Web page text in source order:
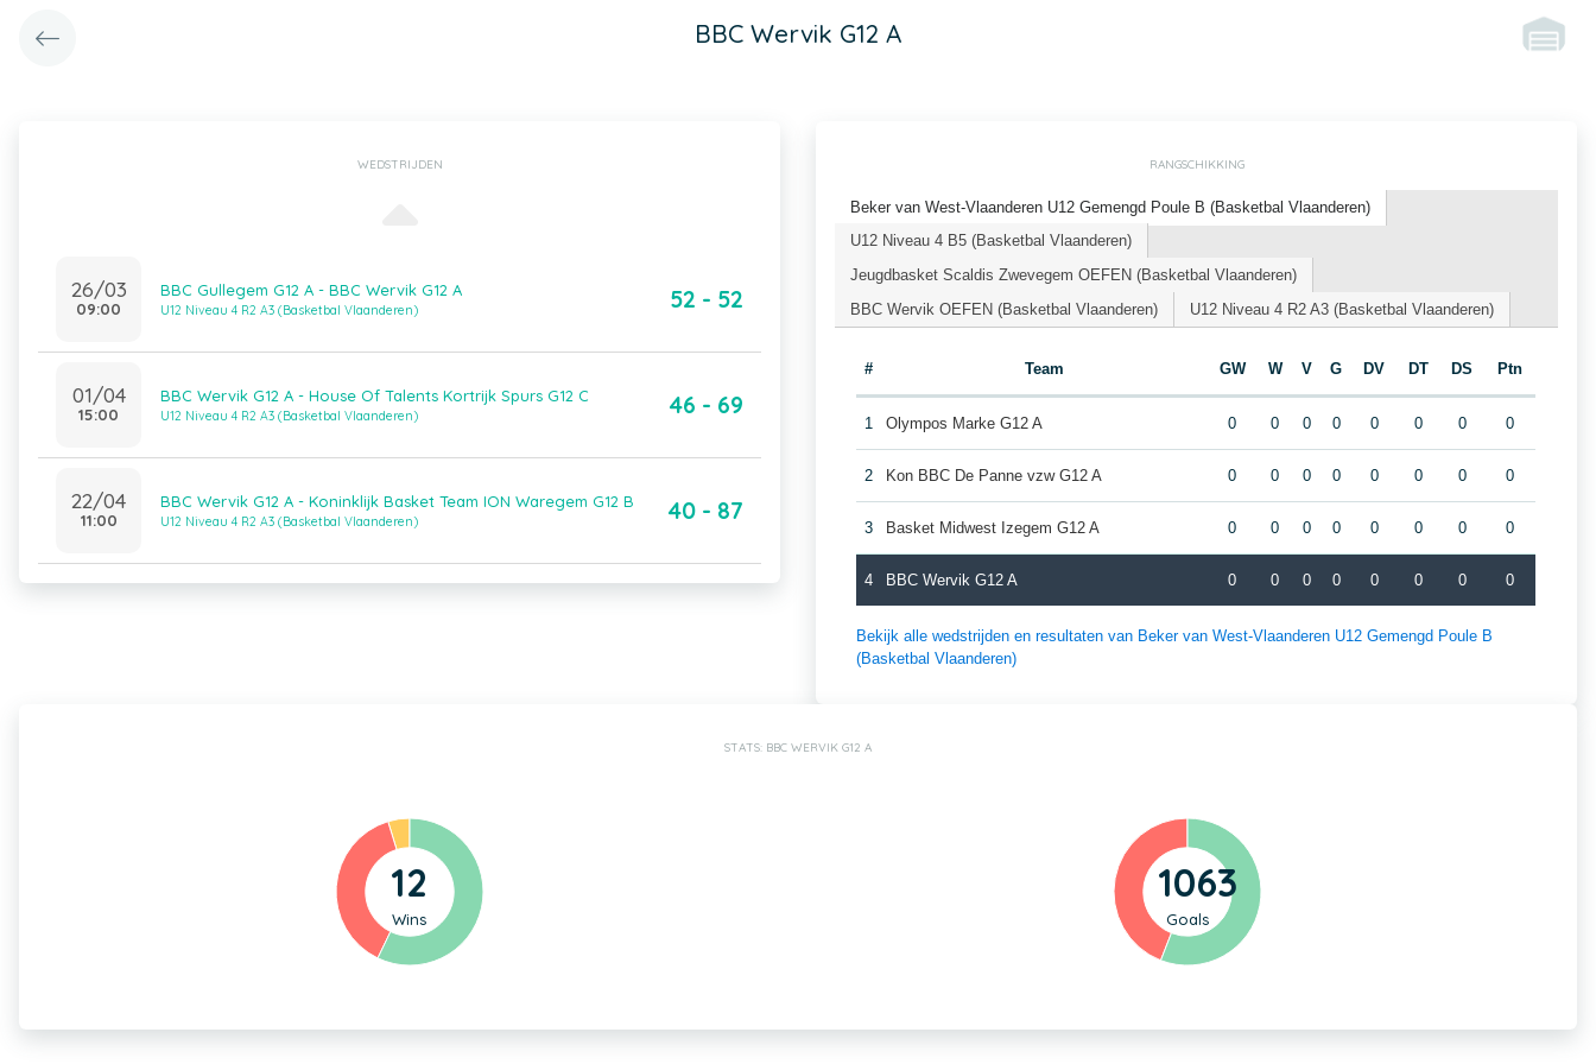
BBC Wervik G12 A
WEDSTRIJDEN
26/03
09:00
BBC Gullegem G12 A - BBC Wervik G12 A
U12 Niveau 4 R2 A3 (Basketbal Vlaanderen) 52 - 52
01/04
15:00
BBC Wervik G12 A - House Of Talents Kortrijk Spurs G12 C
U12 Niveau 4 R2 A3 (Basketbal Vlaanderen) 46 - 69
22/04
11:00
BBC Wervik G12 A - Koninklijk Basket Team ION Waregem G12 B
U12 Niveau 4 R2 A3 (Basketbal Vlaanderen) 40 - 87
RANGSCHIKKING
Beker van West-Vlaanderen U12 Gemengd Poule B (Basketbal Vlaanderen)
U12 Niveau 4 B5 (Basketbal Vlaanderen)
Jeugdbasket Scaldis Zwevegem OEFEN (Basketbal Vlaanderen)
BBC Wervik OEFEN (Basketbal Vlaanderen)
U12 Niveau 4 R2 A3 (Basketbal Vlaanderen)
# Team GW W V G DV DT DS Ptn
1 Olympos Marke G12 A 0 0 0 0 0 0 0 0
2 Kon BBC De Panne vzw G12 A 0 0 0 0 0 0 0 0
3 Basket Midwest Izegem G12 A 0 0 0 0 0 0 0 0
4 BBC Wervik G12 A 0 0 0 0 0 0 0 0
Bekijk alle wedstrijden en resultaten van Beker van West-Vlaanderen U12 Gemengd Poule B
(Basketbal Vlaanderen)
STATS: BBC WERVIK G12 A
12
Wins
1063
Goals